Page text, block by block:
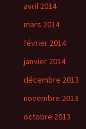
avril 2014
mars 2014
février 2014
janvier 2014
décembre 2013
novembre 2013
octobre 2013